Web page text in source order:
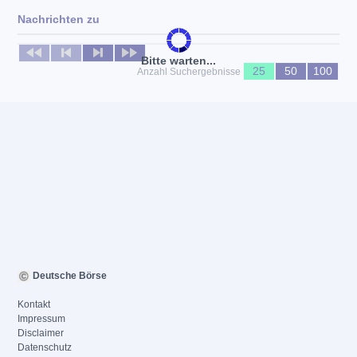
Bitte warten...
Nachrichten zu
Keine News verfügbar
Anzahl Suchergebnisse
25 50 100
Deutsche Börse
Kontakt
Impressum
Disclaimer
Datenschutz